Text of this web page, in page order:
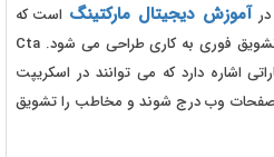
درآموزش دیجیتال مارکتینگ است که
برای دریافت یک پاسخ سریع یا تشویق فوری به کاری طراحی می شود. Cta
اشاره دارد که می توانند در اسکریپت
صفحات وب درج شوند و مخاطب را تشویق